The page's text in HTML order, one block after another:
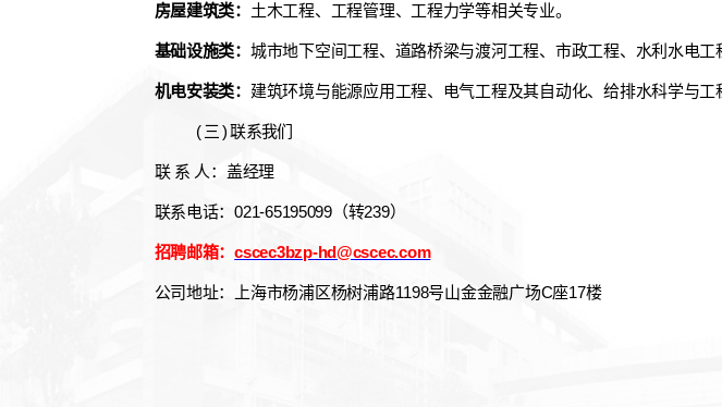
房屋建筑类： 土木工程、工程管理、工程力学等相关专业。
基础设施类： 城市地下空间工程、道路桥梁与渡河工程、市政工程、水利水电工
机电安装类： 建筑环境与能源应用工程、电气工程及其自动化、给排水科学与
( 三 ) 联系我们
联 系 人：盖经理
联系电话：021-65195099（转239）
招聘邮箱：cscec3bzp-hd@cscec.com
公司地址：上海市杨浦区杨树浦路1198号山金金融广场C座17楼